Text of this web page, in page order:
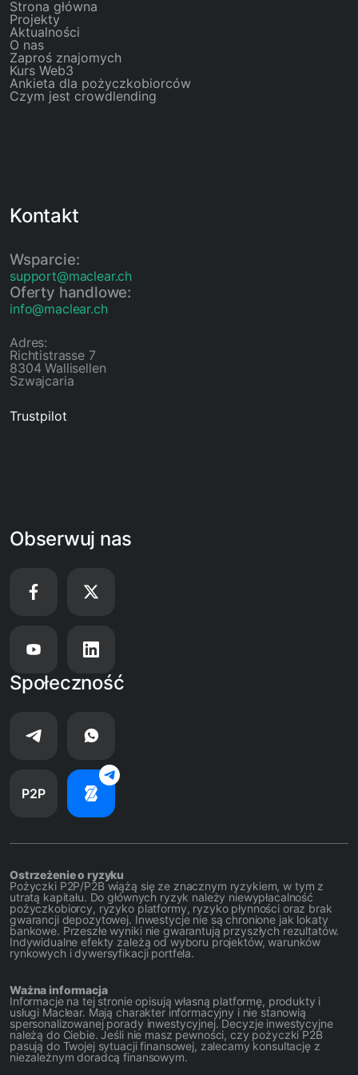
Strona główna
Projekty
Aktualności
O nas
Zaproś znajomych
Kurs Web3
Ankieta dla pożyczkobiorców
Czym jest crowdlending
Kontakt
Wsparcie:
support@maclear.ch
Oferty handlowe:
info@maclear.ch
Adres:
Richtistrasse 7
8304 Wallisellen
Szwajcaria
Trustpilot
Obserwuj nas
Społeczność
P2P
Ostrzeżenie o ryzyku
Pożyczki P2P/P2B wiążą się ze znacznym ryzykiem, w tym z
utratą kapitału. Do głównych ryzyk należy niewypłacalność
pożyczkobiorcy, ryzyko platformy, ryzyko płynności oraz brak
gwarancji depozytowej. Inwestycje nie są chronione jak lokaty
bankowe. Przeszłe wyniki nie gwarantują przyszłych rezultatów.
Indywidualne efekty zależą od wyboru projektów, warunków
rynkowych i dywersyfikacji portfela.
Ważna informacja
Informacje na tej stronie opisują własną platformę, produkty i
usługi Maclear. Mają charakter informacyjny i nie stanowią
spersonalizowanej porady inwestycyjnej. Decyzje inwestycyjne
należą do Ciebie. Jeśli nie masz pewności, czy pożyczki P2B
pasują do Twojej sytuacji finansowej, zalecamy konsultację z
niezależnym doradcą finansowym.